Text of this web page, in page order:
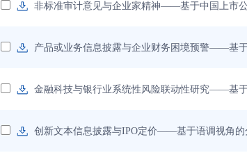
非标准审计意见与企业家精神——基于中国上市
产品或业务信息披露与企业财务困境预警——基
金融科技与银行业系统性风险联动性研究——基
创新文本信息披露与IPO定价——基于语调视角的